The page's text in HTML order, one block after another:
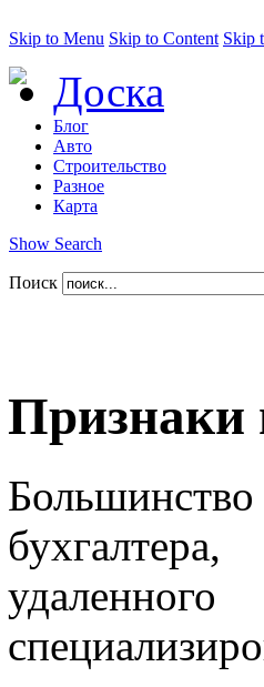
Skip to Menu Skip to Content Skip
Доска
Блог
Авто
Строительство
Разное
Карта
Show Search
Поиск
Признаки